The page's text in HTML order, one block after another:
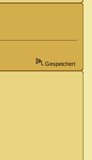
Gespeichert